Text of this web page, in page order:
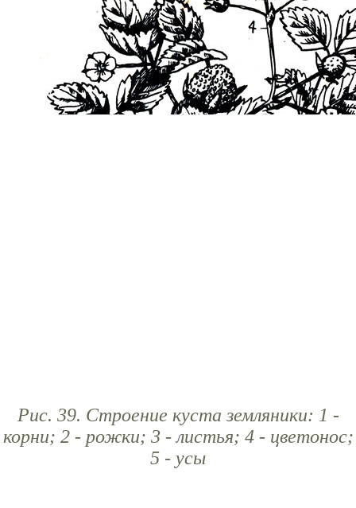
Рис. 39. Строение куста земляники: 1 -
корни; 2 - рожки; 3 - листья; 4 - цветонос;
5 - усы